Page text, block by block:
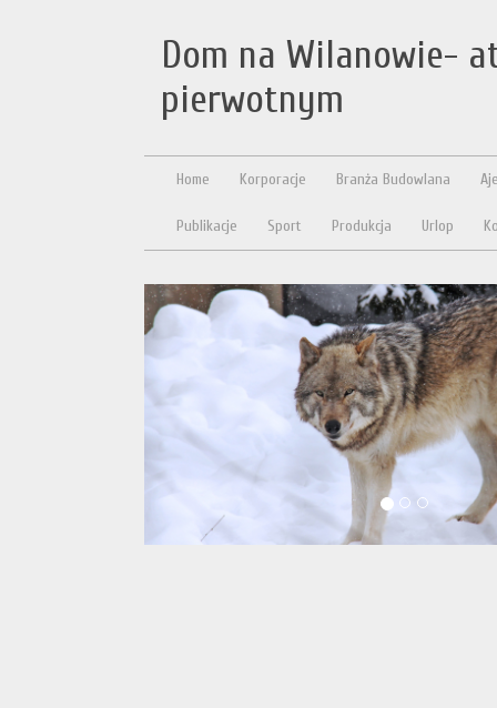
Dom na Wilanowie-
pierwotnym
Home Korporacje Branża Budowlana
Publikacje Sport Produkcja Urlop